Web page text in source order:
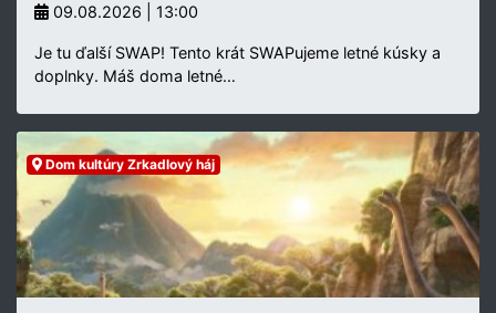
09.08.2026 | 13:00
Je tu ďalší SWAP! Tento krát SWAPujeme letné kúsky a
doplnky. Máš doma letné…
Dom kultúry Zrkadlový háj